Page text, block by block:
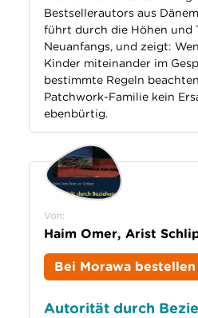
Bestsellerautors aus
führt durch die Höhen und
Neuanfangs, und zeigt:
Kinder miteinander im
bestimmte Regeln
Patchwork-Familie kein
ebenbürtig.
Von:
Haim Omer, Arist
Bei Morawa bestellen
Autorität durch